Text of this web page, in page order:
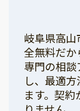
岐阜県高
全無料だか
専門の相
し、最適
ます。契